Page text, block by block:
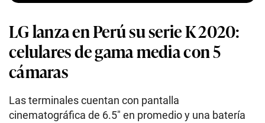
LG lanza en Perú su serie K 2020:
celulares de gama media con 5
cámaras
Las terminales cuentan con pantalla
cinematográfica de 6.5″ en promedio y una batería